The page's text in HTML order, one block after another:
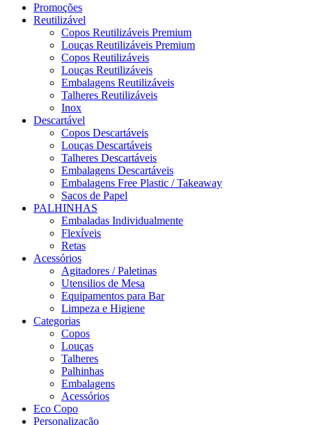
Promoções
Reutilizável
Copos Reutilizáveis Premium
Louças Reutilizáveis Premium
Copos Reutilizáveis
Louças Reutilizáveis
Embalagens Reutilizáveis
Talheres Reutilizáveis
Inox
Descartável
Copos Descartáveis
Louças Descartáveis
Talheres Descartáveis
Embalagens Descartáveis
Embalagens Free Plastic / Takeaway
Sacos de Papel
PALHINHAS
Embaladas Individualmente
Flexíveis
Retas
Acessórios
Agitadores / Paletinas
Utensilios de Mesa
Equipamentos para Bar
Limpeza e Higiene
Categorias
Copos
Louças
Talheres
Palhinhas
Embalagens
Acessórios
Eco Copo
Personalização